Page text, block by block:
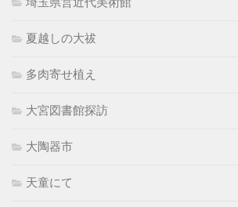
夏越しの大祓
多肉寄せ植え
大宮図書館探訪
大陶器市
天童にて